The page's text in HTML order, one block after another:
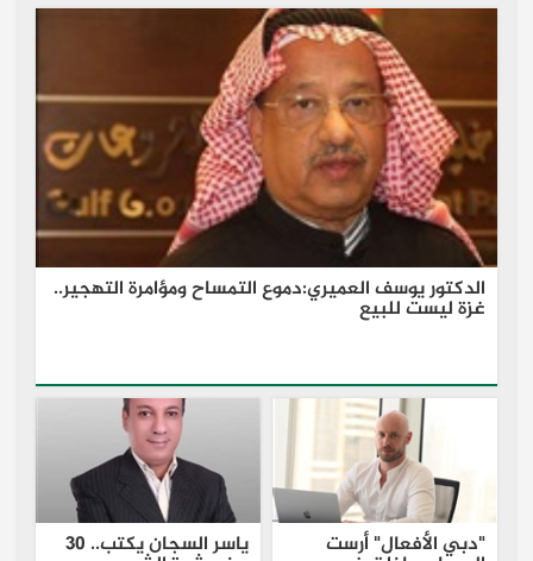
الدكتور يوسف العميري:دموع التمساح ومؤامرة التهجير..
غزة ليست للبيع
"دبي الأفعال" أرست ياسر السجان يكتب.. 30